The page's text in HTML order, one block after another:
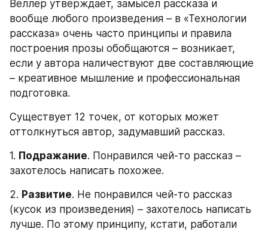
Веллер утверждает, замысел рассказа и
вообще любого произведения – в «Технологии
рассказа» очень часто принципы и правила
построения прозы обобщаются – возникает,
если у автора наличествуют две составляющие
– креативное мышление и профессиональная
подготовка.
Существует 12 точек, от которых может
оттолкнуться автор, задумавший рассказ.
1. Подражание. Понравился чей-то рассказ –
захотелось написать похожее.
2. Развитие. Не понравился чей-то рассказ
(кусок из произведения) – захотелось написать
лучше. По этому принципу, кстати, работали